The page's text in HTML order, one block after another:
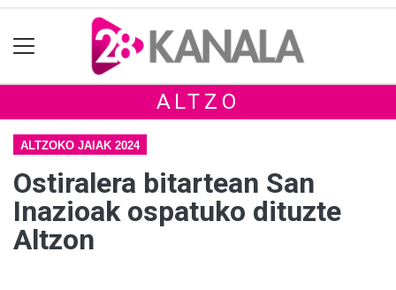
ALTZO
ALTZOKO JAIAK 2024
Ostiralera bitartean San
Inazioak ospatuko dituzte
Altzon